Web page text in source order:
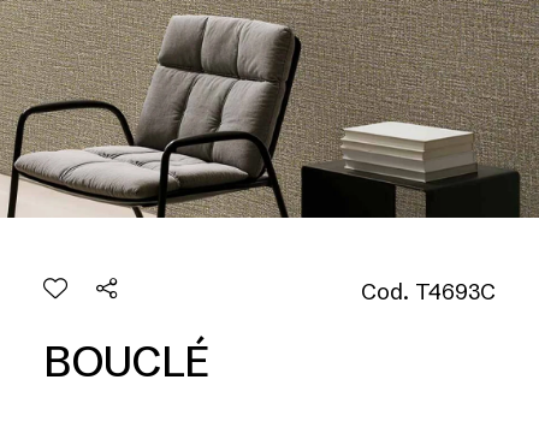
Cod. T4693C
BOUCLÉ